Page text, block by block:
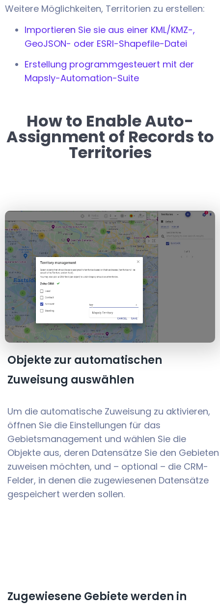
Weitere Möglichkeiten, Territorien zu erstellen:
Importieren Sie sie aus einer KML/KMZ-,
GeoJSON- oder ESRI-Shapefile-Datei
Erstellung programmgesteuert mit der
Mapsly-Automation-Suite
How to Enable Auto-
Assignment of Records to
Territories
Objekte zur automatischen
Zuweisung auswählen
Um die automatische Zuweisung zu aktivieren,
öffnen Sie die Einstellungen für das
Gebietsmanagement und wählen Sie die
Objekte aus, deren Datensätze Sie den Gebieten
zuweisen möchten, und – optional – die CRM-
Felder, in denen die zugewiesenen Datensätze
gespeichert werden sollen.
Zugewiesene Gebiete werden in